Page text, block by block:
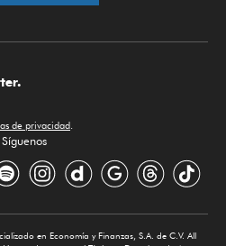
de privacidad.
Síguenos
en Economía y Finanzas, S.A. de C.V. All